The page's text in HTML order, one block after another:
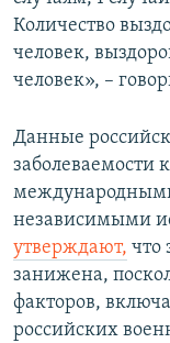
ELIFBE
УКРАИНСКАЯ
Количество
человек,
человек», –
Данные
заболеваемости
независимыми
утверждают, что
занижена,
факторов,
российских